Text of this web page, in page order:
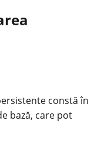
constă în
bază, care pot